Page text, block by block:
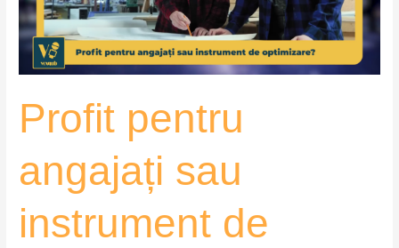
Profit pentru
angajați sau
instrument de
optimizare?
–
VoxQub